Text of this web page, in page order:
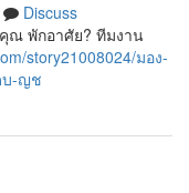
Discuss
ณ พักอาศัย? ทีมงาน
story21008024/มอง-
บ-ญช